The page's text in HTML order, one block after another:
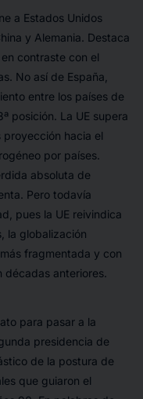
a Estados Unidos
y Alemania. Destaca
contraste con el
No así de España,
entre los países de
posición. La UE supera
proyección hacia el
por países.
absoluta de
Pero todavía
pues la UE reivindica
la globalización
fragmentada y con
décadas anteriores.
para pasar a la
presidencia de
de la postura de
que guiaron el